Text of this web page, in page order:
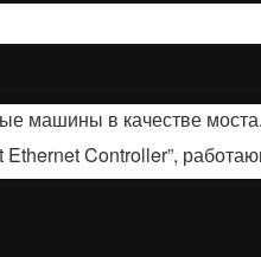
машины в качестве моста.
Controller”,